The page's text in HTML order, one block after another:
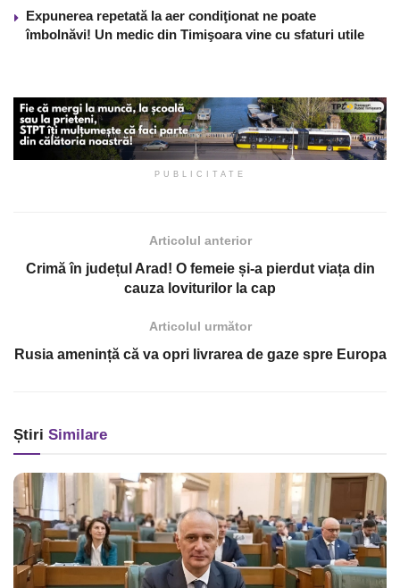
Expunerea repetată la aer condiţionat ne poate
îmbolnăvi! Un medic din Timişoara vine cu sfaturi utile
PUBLICITATE
Articolul anterior
Crimă în județul Arad! O femeie și-a pierdut viața din
cauza loviturilor la cap
Articolul următor
Rusia amenință că va opri livrarea de gaze spre Europa
Știri Similare